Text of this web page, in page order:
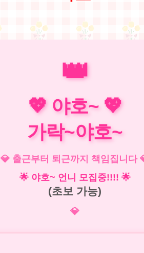
👑
💖 야호~💖
가락~야호~
💎 출근부터 퇴근까지 책임집니다
🌟 야호~ 언니 모집중!!!! 🌟
(초보 가능)
💎